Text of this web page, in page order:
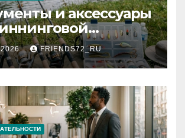
и аксессуары
назначение и
FRIENDS72_RU